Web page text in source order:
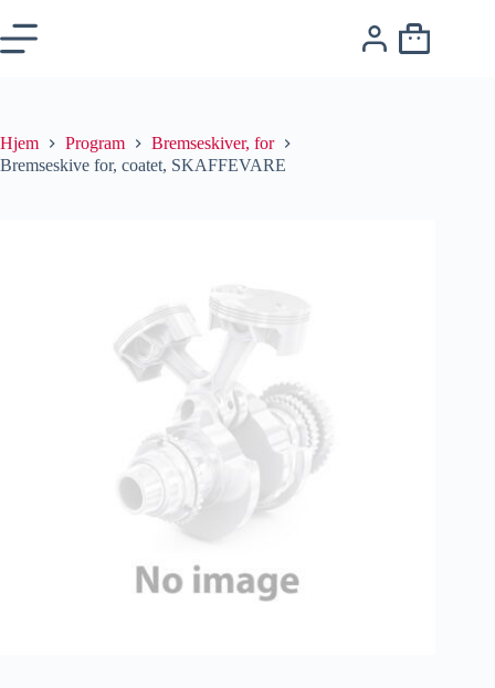
Hjem Program
Bremseskiver, for
Bremseskive for, coatet, SKAFFEVARE